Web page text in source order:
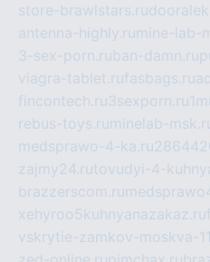
store-brawlstars.ru
antenna-highly.ru mine-lab-
3-sex-porn.ruban-damn.ru
viagra-tablet.rufasbags.ru
fincontech.ru3sexporn.ru
rebus-toys.ru minelab-
medsprawo-4-ka.ru
zajmy24.rutovudyi-4-
brazzerscom.ru
xehyroo5kuhnyanazakaz.ru
vskrytie-zamkov-moskva-